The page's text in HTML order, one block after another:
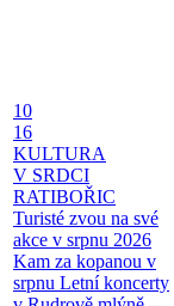
10
16
KULTURA
V SRDCI
RATIBOŘIC
Turisté zvou na své
akce v srpnu 2026
Kam za kopanou v
srpnu Letní koncerty